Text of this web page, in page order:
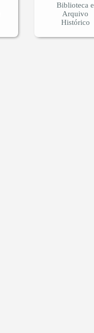
Biblioteca e
Arquivo
Histórico